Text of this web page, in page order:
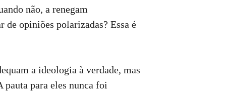
não, a renegam
de opiniões polarizadas? Essa é
a ideologia à verdade, mas
pauta para eles nunca foi